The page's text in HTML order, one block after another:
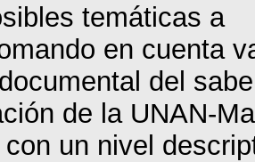
temáticas a
en cuenta
del
de la UNAN-
un nivel